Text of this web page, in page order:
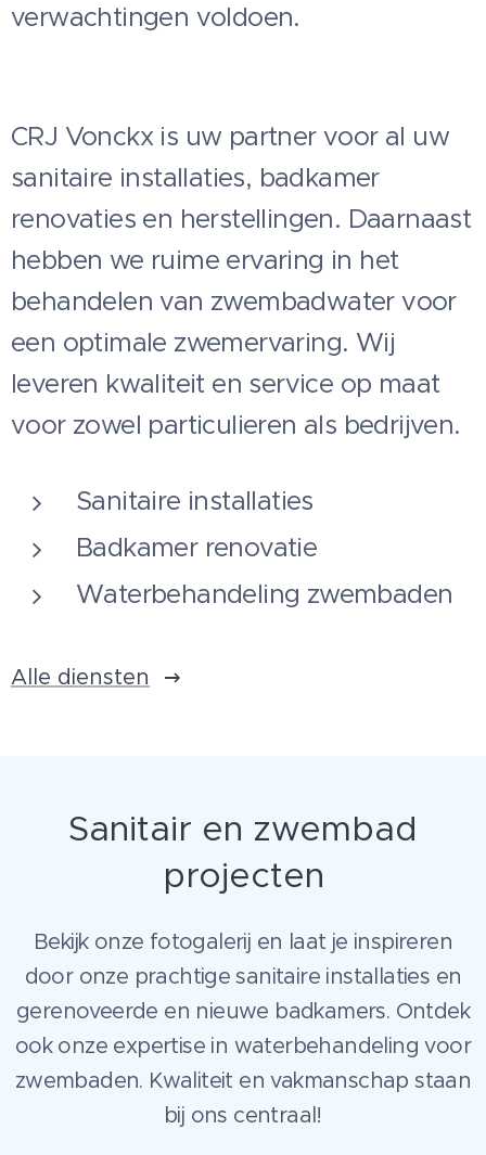
verwachtingen voldoen.
CRJ Vonckx is uw partner voor al uw
sanitaire installaties, badkamer
renovaties en herstellingen. Daarnaast
hebben we ruime ervaring in het
behandelen van zwembadwater voor
een optimale zwemervaring. Wij
leveren kwaliteit en service op maat
voor zowel particulieren als bedrijven.
Sanitaire installaties
Badkamer renovatie
Waterbehandeling zwembaden
Alle diensten
Sanitair en zwembad
projecten
Bekijk onze fotogalerij en laat je inspireren
door onze prachtige sanitaire installaties en
gerenoveerde en nieuwe badkamers. Ontdek
ook onze expertise in waterbehandeling voor
zwembaden. Kwaliteit en vakmanschap staan
bij ons centraal!